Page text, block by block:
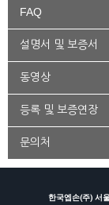
FAQ
설명서 및 보증서
동영상
등록 및 보증연장
문의처
한국엡손(주) 서